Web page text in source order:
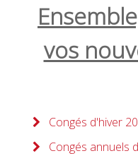
vos
Congés d'hiver
Congés annuels